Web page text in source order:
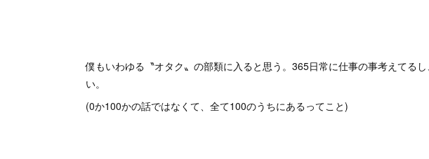
僕もいわゆる〝オタク〟の部類に入ると思う。365日常に仕事の事考えてる
い。
(0か100かの話ではなくて、全て100のうちにあるってこと)